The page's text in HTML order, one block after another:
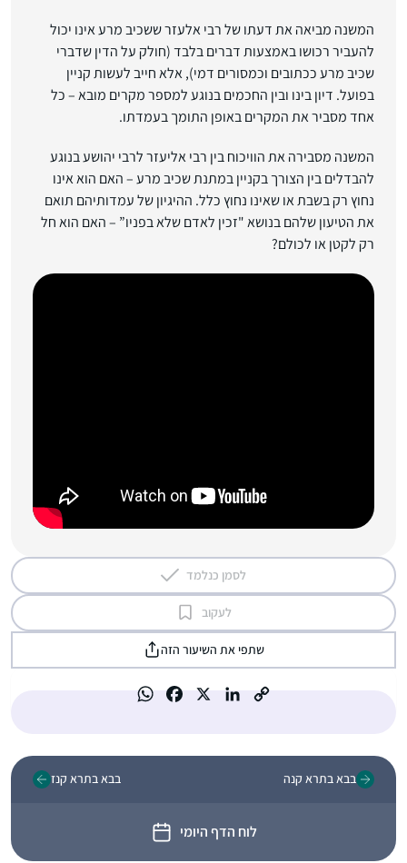
המשנה מביאה את דעתו של רבי אלעזר ששכיב מרע אינו יכול
להעביר רכושו באמצעות דברים בלבד (חולק על הדין שדברי
שכיב מרע ככתובים וכמסורים דמי), אלא חייב לעשות קניין
בפועל. דיון בינו ובין החכמים בנוגע למספר מקרים מובא – כל
אחד מסביר את המקרים באופן התומך בעמדתו.
המשנה מסבירה את הוויכוח בין רבי אליעזר לרבי יהושע בנוגע
להבדלים בין הצורך בקניין במתנת שכיב מרע – האם הוא אינו
נחוץ רק בשבת או שאינו נחוץ כלל. ההיגיון של עמדותיהם תואם
את הטיעון שלהם בנושא "זכין לאדם שלא בפניו” – האם הוא חל
רק לקטן או לכולם?
לסמן כנלמד
לעקוב
שתפי את השיעור הזה
בבא בתרא קנה
לוח הדף היומי
בבא בתרא קנז